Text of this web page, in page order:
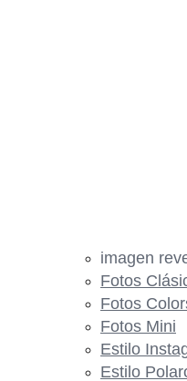
imagen
Fotos
Fotos
Fotos Mini
Estilo
Estilo